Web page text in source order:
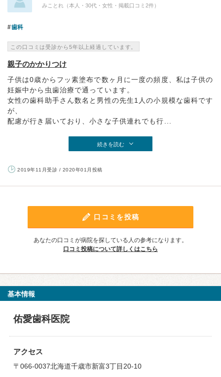
みことれ（本人・30代・女性・掲載口コミ2件）
歯科
この口コミは受診から5年以上経過しています。
親子のかかりつけ
子供は0歳からフッ素塗布で数ヶ月に一度の頻度、私は子供の
妊娠中から虫歯治療で通っています。
女性の歯科助手さん数名と男性の先生1人の小規模な歯科です
が、
配慮が行き届いており、小さな子供連れでも行...
続きを読む
2019年11月受診 / 2020年01月投稿
口コミを投稿
あなたの口コミが病院を探している人の参考になります。
口コミ投稿について詳しくはこちら
基本情報
佑愛歯科医院
アクセス
〒066-0037北海道千歳市新富3丁目20-10